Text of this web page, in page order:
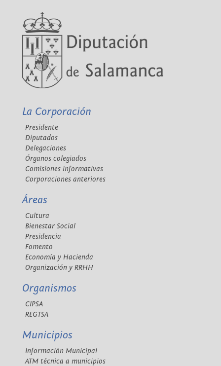
La Corporación
Presidente
Diputados
Delegaciones
Órganos colegiados
Comisiones informativas
Corporaciones anteriores
Áreas
Cultura
Bienestar Social
Presidencia
Fomento
Economía y Hacienda
Organización y RRHH
Organismos
CIPSA
REGTSA
Municipios
Información Municipal
ATM técnica a municipios